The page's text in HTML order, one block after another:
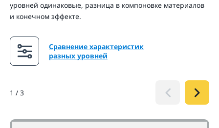
уровней одинаковые, разница в компоновке материалов
и конечном эффекте.
Сравнение характеристик
разных уровней
1 / 3